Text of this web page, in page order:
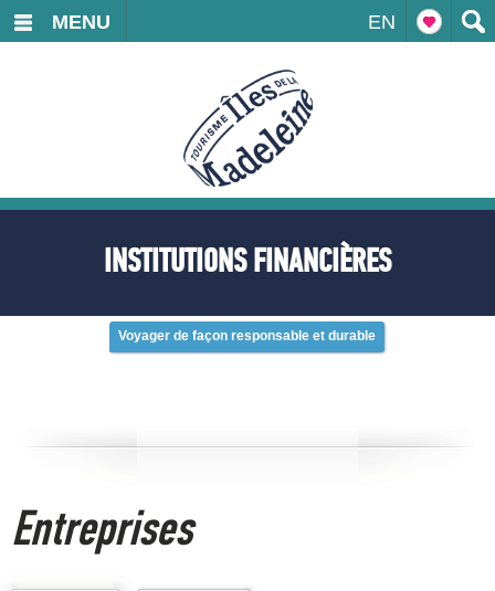
EN
MENU
INSTITUTIONS FINANCIÈRES
Voyager de façon responsable et durable
Entreprises